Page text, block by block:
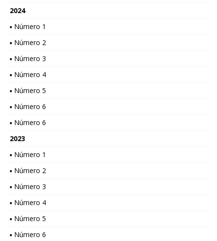
2024
▪ Número 1
▪ Número 2
▪ Número 3
▪ Número 4
▪ Número 5
▪ Número 6
▪ Número 6
2023
▪ Número 1
▪ Número 2
▪ Número 3
▪ Número 4
▪ Número 5
▪ Número 6